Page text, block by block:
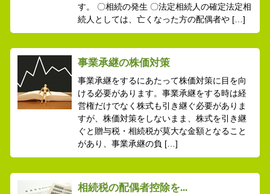
す。 〇相続の発生 〇法定相続人の確定法定相
続人としては、亡くなった方の配偶者や […]
事業承継の株価対策
事業承継をするにあたって株価対策に目を向
ける必要があります。事業承継をする時は経
営権だけでなく株式も引き継ぐ必要がありま
すが、株価対策をしないまま、株式を引き継
ぐと贈与税・相続税が莫大な金額となること
があり、事業承継の負 […]
相続税の配偶者控除を...